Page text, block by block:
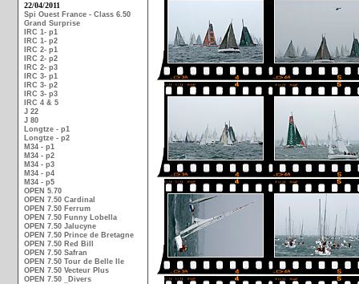
22/04/2011
Spi Ouest France - Class 6.50
Grand Surprise
IRC 1- p1
IRC 1- p2
IRC 2- p1
IRC 2- p2
IRC 2- p3
IRC 3- p1
IRC 3- p2
IRC 3- p3
IRC 4 & 5
J 22
J 80
Longtze - p1
Longtze - p2
M34 - p1
M34 - p2
M34 - p3
M34 - p4
M34 - p5
OPEN 5.70
OPEN 7.50 Cardinal
OPEN 7.50 Ferrum
OPEN 7.50 Funny Lobella
OPEN 7.50 Jalucyne
OPEN 7.50 Prince de Bretagne
OPEN 7.50 Red Bill
OPEN 7.50 Safran
OPEN 7.50 Tour de Belle Ile
OPEN 7.50 Vecteur Plus
OPEN 7.50 _Divers